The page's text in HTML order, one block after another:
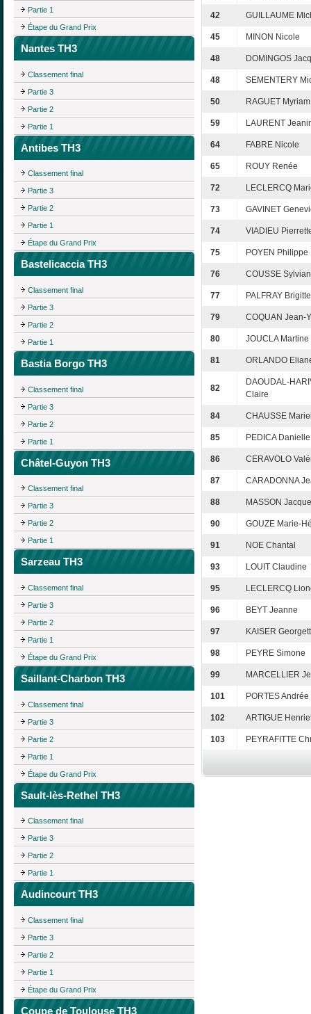
Partie 1
Étape du Grand Prix
Nantes TH3
Classement final
Partie 3
Partie 2
Partie 1
Antibes TH3
Classement final
Partie 3
Partie 2
Partie 1
Étape du Grand Prix
Bastelicaccia TH3
Classement final
Partie 3
Partie 2
Partie 1
Bastia Borgo TH3
Classement final
Partie 3
Partie 2
Partie 1
Châtel-Guyon TH3
Classement final
Partie 3
Partie 2
Partie 1
Sarzeau TH3
Classement final
Partie 3
Partie 2
Partie 1
Étape du Grand Prix
Saillant-Charbon TH3
Classement final
Partie 3
Partie 2
Partie 1
Étape du Grand Prix
Sault-lès-Rethel TH3
Classement final
Partie 3
Partie 2
Partie 1
Audincourt TH3
Classement final
Partie 3
Partie 2
Partie 1
Étape du Grand Prix
Coupe de Toulouse TH3
42 GUILLAUME
45 MINON Nicole
48 DOMINGOS
48 SEMENTERY
50 RAGUET Myriam
59 LAURENT
64 FABRE Nicole
65 ROUY Renée
72 LECLERCQ
73 GAVINET
74 VIADIEU
75 POYEN Philippe
76 COUSSE
77 PALFRAY Brigitte
79 COQUAN Jean-
80 JOUCLA Martine
81 ORLANDO
82
DAOUDAL-
Claire
84 CHAUSSE
85 PEDICA Danielle
86 CERAVOLO
87 CARADONNA
88 MASSON
90 GOUZE Marie-
91 NOE Chantal
93 LOUIT Claudine
95 LECLERCQ
96 BEYT Jeanne
97 KAISER
98 PEYRE Simone
99 MARCELLIER
101 PORTES Andrée
102 ARTIGUE
103 PEYRAFITTE